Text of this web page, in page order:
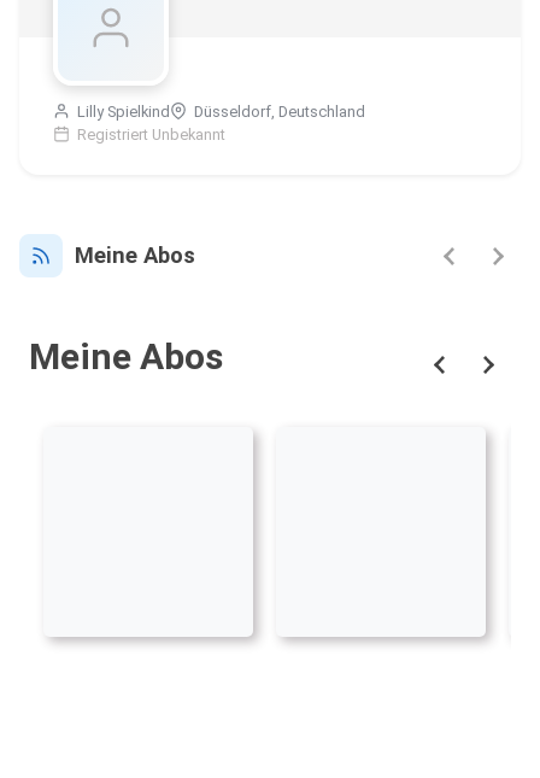
Lilly Spielkind
Düsseldorf, Deutschland
Registriert Unbekannt
Meine Abos
Meine Abos